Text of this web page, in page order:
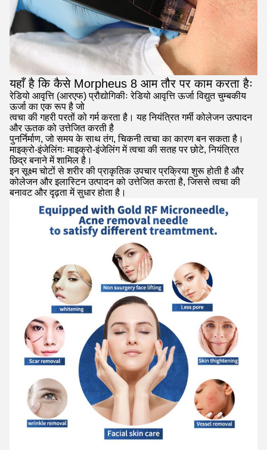
यहाँ है कि कैसे Morpheus 8 आम तौर पर काम करता हैः
रेडियो आवृत्ति (आरएफ) प्रौद्योगिकीः रेडियो आवृत्ति ऊर्जा विद्युत चुम्बकीय
ऊर्जा का एक रूप है जो
त्वचा की गहरी परतों को गर्म करता है। यह नियंत्रित गर्मी कोलेजन उत्पादन
और ऊतक को उत्तेजित करती है
पुनर्निर्माण, जो समय के साथ तंग, चिकनी त्वचा का कारण बन सकता है।
माइक्रो-इंजेलिंगः माइक्रो-इंजेलिंग में त्वचा की सतह पर छोटे, नियंत्रित
छिद्र बनाने में शामिल है।
इन सूक्ष्म चोटों से शरीर की प्राकृतिक उपचार प्रक्रिया शुरू होती है और
कोलेजन और इलास्टिन उत्पादन को उत्तेजित करता है, जिससे त्वचा की
बनावट और दृढ़ता में सुधार होता है।